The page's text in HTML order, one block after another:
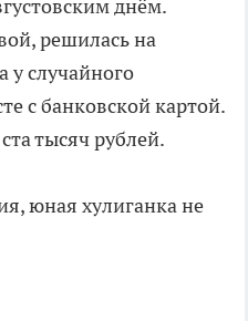
днём.
решилась на
у случайного
с банковской картой.
тысяч рублей.
юная хулиганка не